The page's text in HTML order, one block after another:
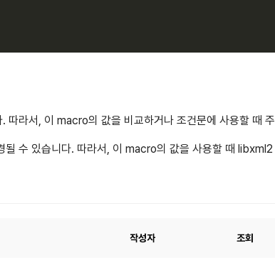
라서, 이 macro의 값을 비교하거나 조건문에 사용할 때 주
수 있습니다. 따라서, 이 macro의 값을 사용할 때 libxml2
작성자 조회